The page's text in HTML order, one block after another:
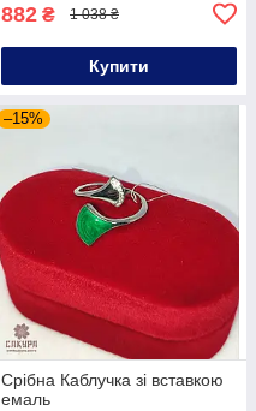
882 ₴ 1 038 ₴
Купити
–15%
Срібна Каблучка зі вставкою
емаль